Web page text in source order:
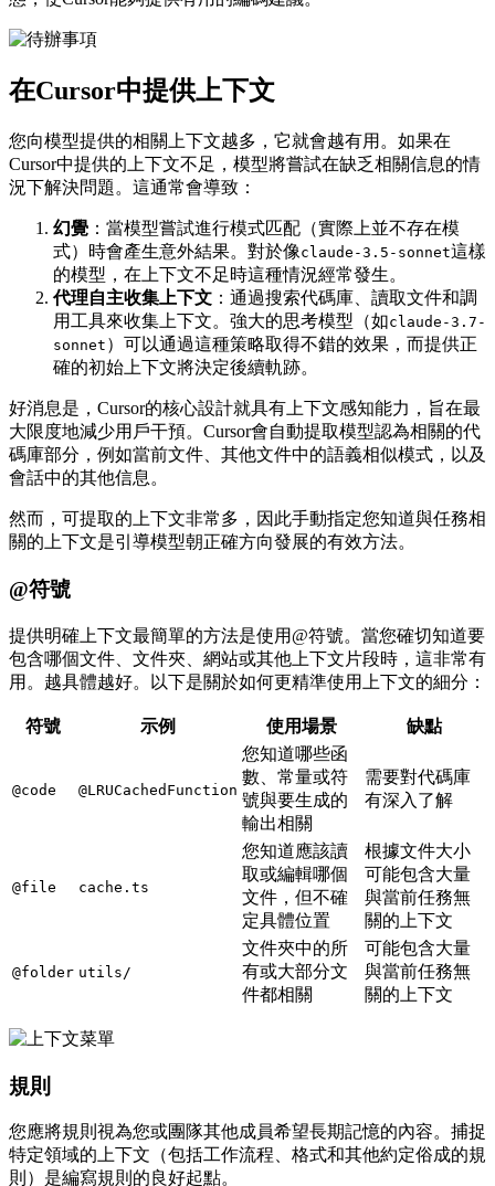
在Cursor中提供上下文
您向模型提供的相關上下文越多，它就會越有用。如果在
Cursor中提供的上下文不足，模型將嘗試在缺乏相關信息的情
況下解決問題。這通常會導致：
幻覺 ：當模型嘗試進行模式匹配（實際上並不存在模
式）時會產生意外結果。對於像claude-3.5-sonnet這樣
的模型，在上下文不足時這種情況經常發生。
代理自主收集上下文 ：通過搜索代碼庫、讀取文件和調
用工具來收集上下文。強大的思考模型（如claude-3.7-
sonnet ）可以通過這種策略取得不錯的效果，而提供正
確的初始上下文將決定後續軌跡。
好消息是，Cursor的核心設計就具有上下文感知能力，旨在最
大限度地減少用戶干預。Cursor會自動提取模型認為相關的代
碼庫部分，例如當前文件、其他文件中的語義相似模式，以及
會話中的其他信息。
然而，可提取的上下文非常多，因此手動指定您知道與任務相
關的上下文是引導模型朝正確方向發展的有效方法。
@符號
提供明確上下文最簡單的方法是使用@符號。當您確切知道要
包含哪個文件、文件夾、網站或其他上下文片段時，這非常有
用。越具體越好。以下是關於如何更精準使用上下文的細分：
符號 示例 使用場景 缺點
@code @LRUCachedFunction
您知道哪些函
數、常量或符
號與要生成的
輸出相關
需要對代碼庫
有深入了解
@file cache.ts
您知道應該讀
取或編輯哪個
文件，但不確
定具體位置
根據文件大小
可能包含大量
與當前任務無
關的上下文
@folder utils/
文件夾中的所
有或大部分文
件都相關
可能包含大量
與當前任務無
關的上下文
規則
您應將規則視為您或團隊其他成員希望長期記憶的內容。捕捉
特定領域的上下文（包括工作流程、格式和其他約定俗成的規
則）是編寫規則的良好起點。